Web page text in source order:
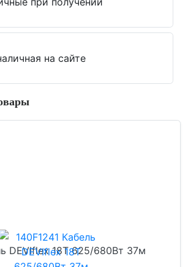
на сайте
DEVIflex 18T 625/680Вт 37м